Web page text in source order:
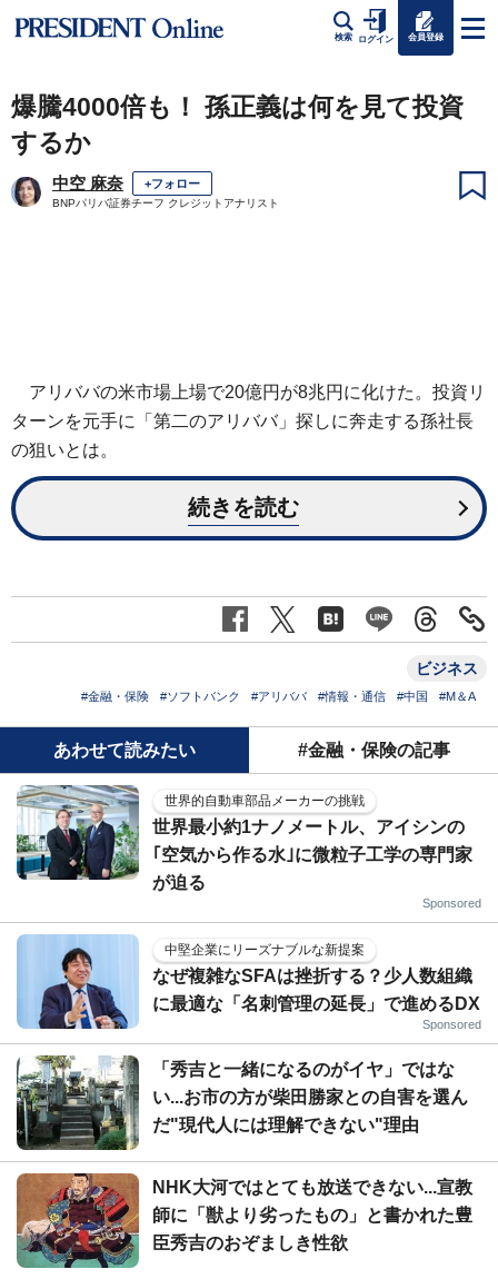
検索 ログイン 会員登録
爆騰4000倍も！ 孫正義は何を見て投資
するか
中空 麻奈 +フォロー
BNPパリバ証券チーフ クレジットアナリスト
アリババの米市場上場で20億円が8兆円に化けた。投資リ
ターンを元手に「第二のアリババ」探しに奔走する孫社長
の狙いとは。
続きを読む
ビジネス
#金融・保険 #ソフトバンク #アリババ #情報・通信 #中国 #M＆A
あわせて読みたい #金融・保険の記事
世界的自動車部品メーカーの挑戦
世界最小約1ナノメートル、アイシンの
｢空気から作る水｣に微粒子工学の専門家
が迫る
Sponsored
中堅企業にリーズナブルな新提案
なぜ複雑なSFAは挫折する？少人数組織
に最適な「名刺管理の延長」で進めるDX
Sponsored
「秀吉と一緒になるのがイヤ」ではな
い...お市の方が柴田勝家との自害を選ん
だ"現代人には理解できない"理由
NHK大河ではとても放送できない...宣教
師に「獣より劣ったもの」と書かれた豊
臣秀吉のおぞましき性欲